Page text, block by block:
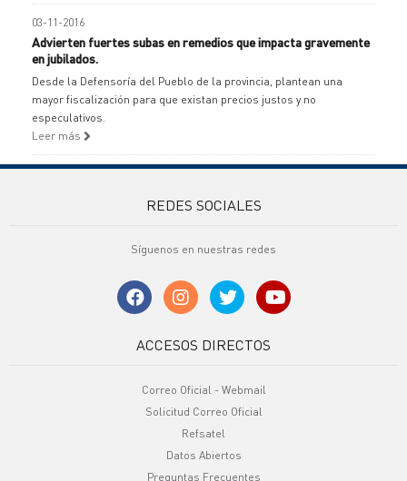
03-11-2016
Advierten fuertes subas en remedios que impacta gravemente
en jubilados.
Desde la Defensoría del Pueblo de la provincia, plantean una
mayor fiscalización para que existan precios justos y no
especulativos.
Leer más
REDES SOCIALES
Síguenos en nuestras redes
ACCESOS DIRECTOS
Correo Oficial - Webmail
Solicitud Correo Oficial
Refsatel
Datos Abiertos
Preguntas Frecuentes